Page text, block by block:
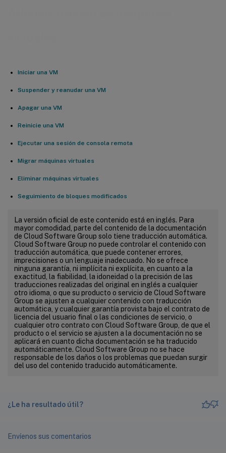
Iniciar una VM
Suspender y reanudar una VM
Apagar una VM
Reinicie una VM
Ejecutar una sesión de consola remota
Migrar máquinas virtuales
Eliminar máquinas virtuales
Seguimiento de bloques modificados
La versión oficial de este contenido está en inglés. Para
mayor comodidad, parte del contenido de la documentación
de Cloud Software Group solo tiene traducción automática.
Cloud Software Group no puede controlar el contenido con
traducción automática, que puede contener errores,
imprecisiones o un lenguaje inadecuado. No se ofrece
ninguna garantía, ni implícita ni explícita, en cuanto a la
exactitud, la fiabilidad, la idoneidad o la precisión de las
traducciones realizadas del original en inglés a cualquier
otro idioma, o que su producto o servicio de Cloud Software
Group se ajusten a cualquier contenido con traducción
automática, y cualquier garantía provista bajo el contrato de
licencia del usuario final o las condiciones de servicio, o
cualquier otro contrato con Cloud Software Group, de que el
producto o el servicio se ajusten a la documentación no se
aplicará en cuanto dicha documentación se ha traducido
automáticamente. Cloud Software Group no se hace
responsable de los daños o los problemas que puedan surgir
del uso del contenido traducido automáticamente.
¿Le ha resultado útil?
Envíenos sus comentarios